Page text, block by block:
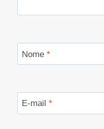
Nome *
E-mail *